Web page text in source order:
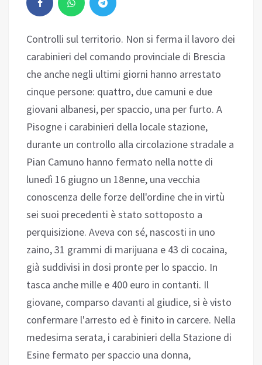
Controlli sul territorio. Non si ferma il lavoro dei
carabinieri del comando provinciale di Brescia
che anche negli ultimi giorni hanno arrestato
cinque persone: quattro, due camuni e due
giovani albanesi, per spaccio, una per furto. A
Pisogne i carabinieri della locale stazione,
durante un controllo alla circolazione stradale a
Pian Camuno hanno fermato nella notte di
lunedì 16 giugno un 18enne, una vecchia
conoscenza delle forze dell'ordine che in virtù
sei suoi precedenti è stato sottoposto a
perquisizione. Aveva con sé, nascosti in uno
zaino, 31 grammi di marijuana e 43 di cocaina,
già suddivisi in dosi pronte per lo spaccio. In
tasca anche mille e 400 euro in contanti. Il
giovane, comparso davanti al giudice, si è visto
confermare l'arresto ed è finito in carcere. Nella
medesima serata, i carabinieri della Stazione di
Esine fermato per spaccio una donna,